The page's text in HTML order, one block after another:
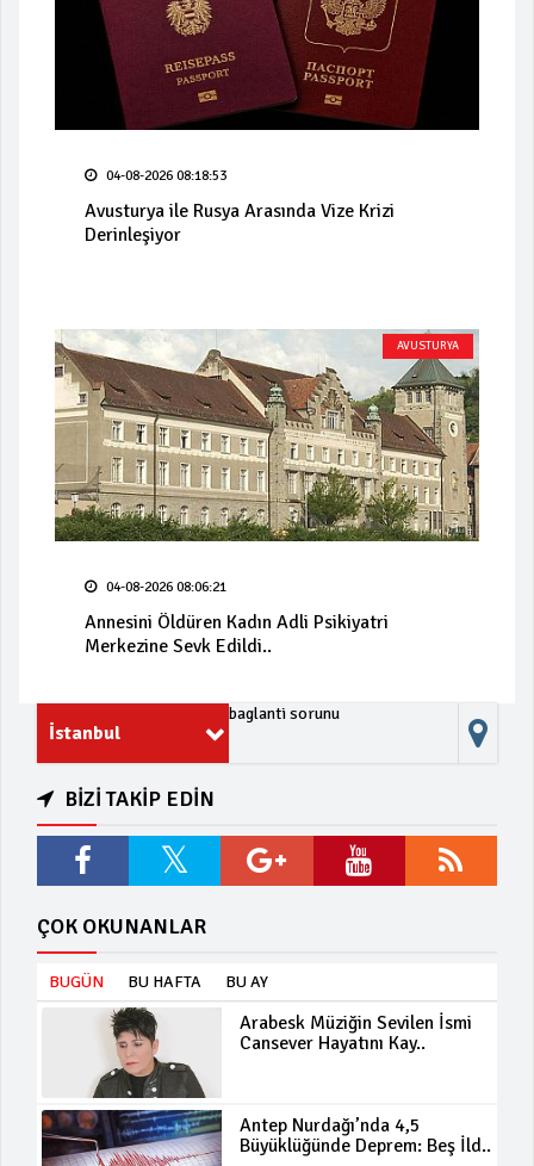
04-08-2026 08:18:53
Avusturya ile Rusya Arasında Vize Krizi
Derinleşiyor
AVUSTURYA
04-08-2026 08:06:21
Annesini Öldüren Kadın Adli Psikiyatri
Merkezine Sevk Edildi..
İstanbul
baglanti sorunu
BİZİ TAKİP EDİN
ÇOK OKUNANLAR
BUGÜN BU HAFTA BU AY
Arabesk Müziğin Sevilen İsmi
Cansever Hayatını Kay..
Antep Nurdağı’nda 4,5
Büyüklüğünde Deprem: Beş İld..